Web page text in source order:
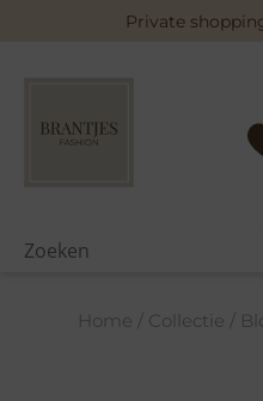
Private
Home / Collectie /